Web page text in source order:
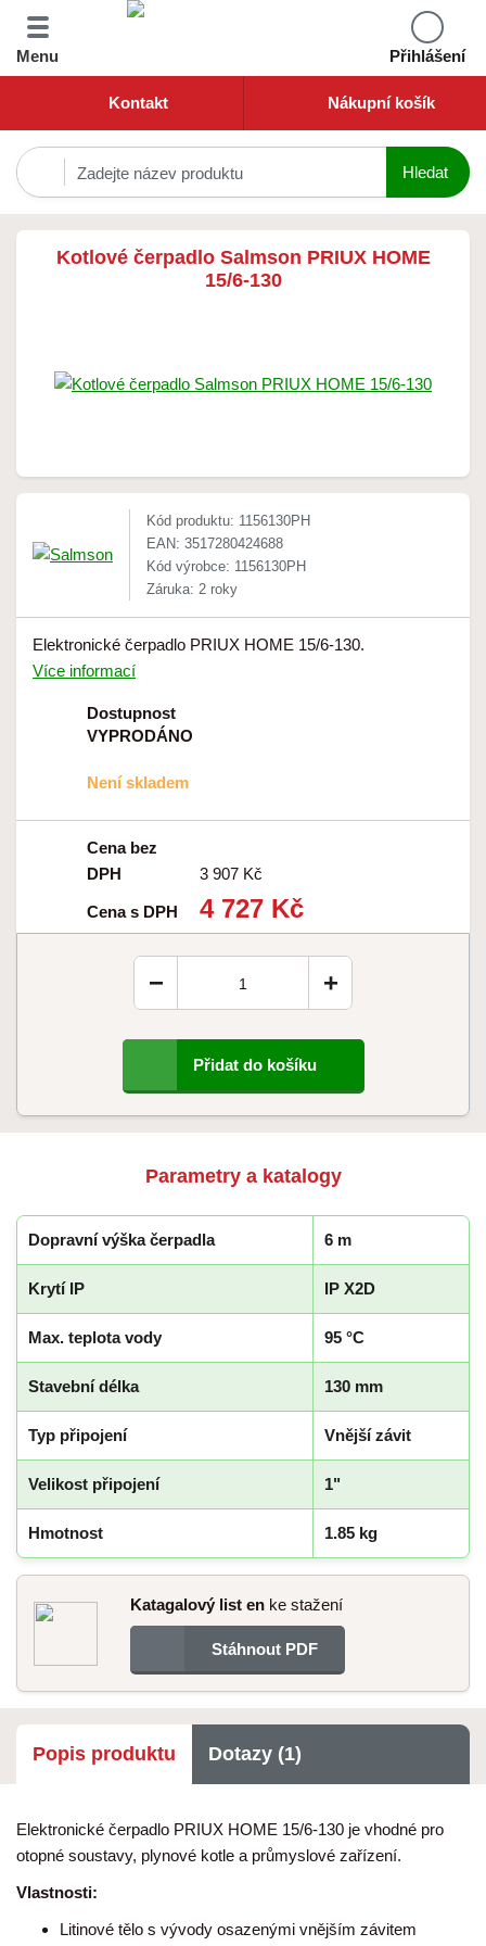
Menu Přihlášení
Kontakt Nákupní košík
Kotlové čerpadlo Salmson PRIUX HOME
15/6-130
Kód produktu: 1156130PH
EAN: 3517280424688
Kód výrobce: 1156130PH
Záruka: 2 roky
Elektronické čerpadlo PRIUX HOME 15/6-130.
Více informací
Dostupnost
VYPRODÁNO
Není skladem
Cena bez
DPH
3 907 Kč
Cena s DPH 4 727 Kč
+
−
Přidat do košíku
Parametry a katalogy
Dopravní výška čerpadla 6 m
Krytí IP IP X2D
Max. teplota vody 95 °C
Stavební délka 130 mm
Typ připojení Vnější závit
Velikost připojení 1"
Hmotnost 1.85 kg
Katagalový list en ke stažení
Stáhnout PDF
Popis produktu Dotazy (1)
Elektronické čerpadlo PRIUX HOME 15/6-130 je vhodné pro
otopné soustavy, plynové kotle a průmyslové zařízení.
Vlastnosti:
Litinové tělo s vývody osazenými vnějším závitem